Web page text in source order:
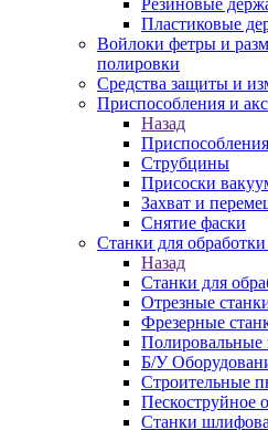
Резиновые
Пластиковые
Войлоки фетры и
полировки
Средства защиты и
Приспособления и
Назад
Струбцины
Присоски
Захват и
Снятие фаски
Станки для
Назад
Станки для
Отрезные
Фрезерные
Б/У
Строительные
Пескоструйное
Станки